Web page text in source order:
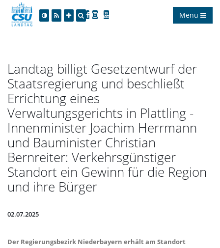
Menü
Landtag billigt Gesetzentwurf der
Staatsregierung und beschließt
Errichtung eines
Verwaltungsgerichts in Plattling -
Innenminister Joachim Herrmann
und Bauminister Christian
Bernreiter: Verkehrsgünstiger
Standort ein Gewinn für die Region
und ihre Bürger
02.07.2025
Der Regierungsbezirk Niederbayern erhält am Standort